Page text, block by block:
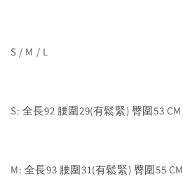
S / M / L
S: 全長92 腰圍29(有鬆緊) 臀圍53 CM
M: 全長93 腰圍31(有鬆緊) 臀圍55 CM